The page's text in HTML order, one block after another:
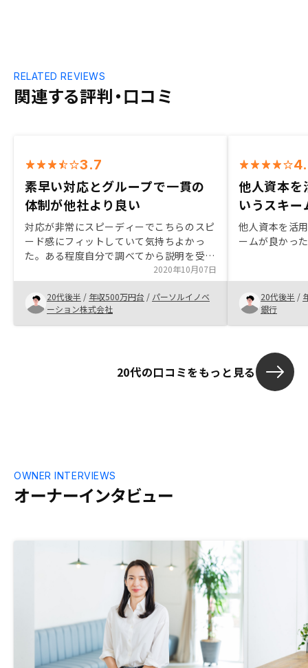
関連する評判・口コミ
RELATED REVIEWS
3.7
素早い対応とグループで一貫の
体制が他社より良い
対応が非常にスピーディーでこちらのスピ
ード感にフィットしていて気持ちよかっ
た。ある程度自分で調べてから説明を受け
る形で質問事項も明確だったため、説明は
丁寧すぎるとは感じた。説明資料は知識が
ない人に対しても非常にわかりやすく作っ
てあると感じた。 物件選びにおいては希
望エリアの候補が少なく感じたので、もう
なので、判断基準や軸となる要素のメリッ
で残念だった。物件ごとに様々の要素ごと
のランクもあるだろうし、AIで分析された
数値などもあるはずなので、そのあたりも
分かるので、どれくらい利益を載せている
のかも分かるが、その価格の妥当性の判断
ができないため、こちらが納得感のある形
で意思決定できる上記のような情報開示は
してほしい。 最終的には、検討すらなく
値引き交渉にも応じてもらうことができ
ず、そのあたりは納得感は薄かった。 ※
他の口コミで普通に数十万単位で値引きし
てもらったというものがいくつかあったた
2020年10月07日
20代後半 / 年収500万円台 / パーソルイノベ
ーション株式会社
他人資本を
いうスキ
他人資本を活
ームが良かった
20代後半 /
銀行
20代の口コミをもっと見る
オーナーインタビュー
OWNER INTERVIEWS